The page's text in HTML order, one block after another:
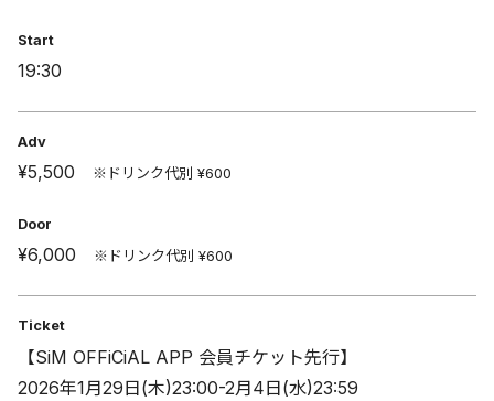
Start
19:30
Adv
¥5,500 ※ドリンク代別 ¥600
Door
¥6,000 ※ドリンク代別 ¥600
Ticket
【SiM OFFiCiAL APP 会員チケット先行】
2026年1月29日(木)23:00-2月4日(水)23:59